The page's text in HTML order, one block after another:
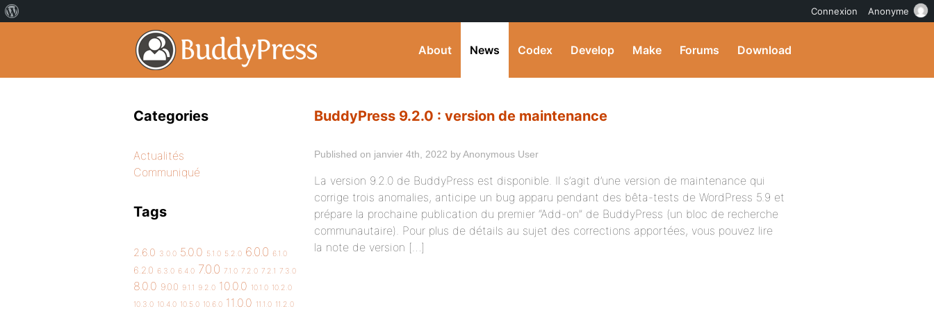
About News Codex Develop Make Forums Download
BuddyPress 9.2.0 : version de maintenance
Published on janvier 4th, 2022 by Anonymous User
La version 9.2.0 de BuddyPress est disponible. Il s’agit d’une version de maintenance qui
corrige trois anomalies, anticipe un bug apparu pendant des bêta-tests de WordPress 5.9 et
prépare la prochaine publication du premier “Add-on” de BuddyPress (un bloc de recherche
communautaire). Pour plus de détails au sujet des corrections apportées, vous pouvez lire
la note de version […]
Categories
Actualités
Communiqué
Tags
2.6.0 3.0.0 5.0.0 5.1.0 5.2.0 6.0.0 6.1.0
6.2.0 6.3.0 6.4.0 7.0.0 7.1.0 7.2.0 7.2.1 7.3.0
8.0.0 9.0.0 9.1.1 9.2.0 10.0.0 10.1.0 10.2.0
10.3.0 10.4.0 10.5.0 10.6.0 11.0.0 11.1.0 11.2.0
Connexion Anonyme